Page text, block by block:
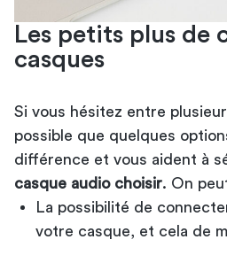
Les petits plus de
casques
Si vous hésitez entre
possible que quelques
différence et vous aident à
casque audio choisir. On
La possibilité de
votre casque, et cela de